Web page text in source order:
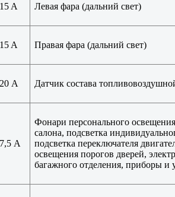
15 A Левая фара (дальний свет)
15 A Правая фара (дальний свет)
20 А Датчик состава
7,5 А
Фонари персонального
салона, подсветка
подсветка переключателя
освещения порогов дверей,
багажного отделения, приборы и